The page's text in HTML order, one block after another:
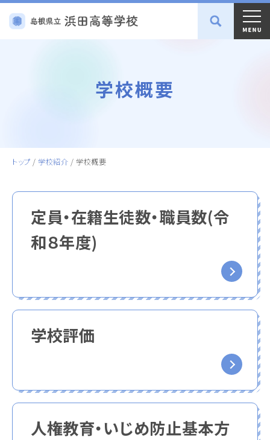
学校概要
トップ /学校紹介 /学校概要
定員・在籍生徒数・職員数(令
和８年度)
学校評価
人権教育・いじめ防止基本方